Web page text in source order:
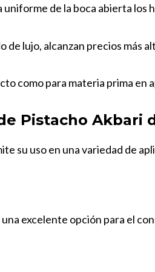
uniforme de la boca abierta los
de lujo, alcanzan precios más
como para materia prima en
Pistacho Akbari
su uso en una variedad de
excelente opción para el